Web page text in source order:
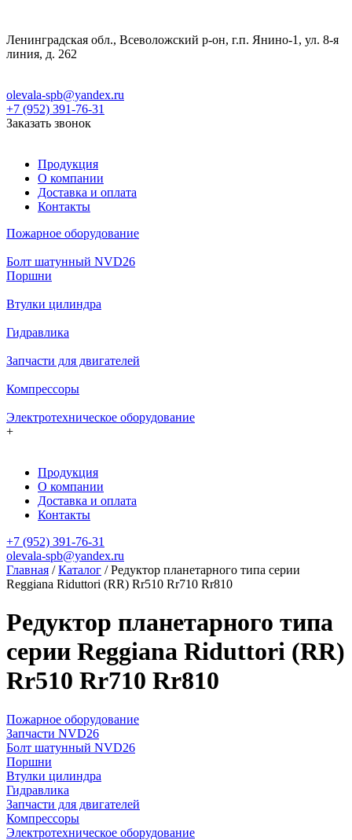
Ленинградская обл., Всеволожский р-он, г.п. Янино-1, ул. 8-я
линия, д. 262
olevala-spb@yandex.ru
+7 (952) 391-76-31
Заказать звонок
Продукция
О компании
Доставка и оплата
Контакты
Пожарное оборудование
Болт шатунный NVD26
Поршни
Втулки цилиндра
Гидравлика
Запчасти для двигателей
Компрессоры
Электротехническое оборудование
+
Продукция
О компании
Доставка и оплата
Контакты
+7 (952) 391-76-31
olevala-spb@yandex.ru
Главная /Каталог /Редуктор планетарного типа серии
Reggiana Riduttori (RR) Rr510 Rr710 Rr810
Редуктор планетарного типа
серии Reggiana Riduttori (RR)
Rr510 Rr710 Rr810
Пожарное оборудование
Запчасти NVD26
Болт шатунный NVD26
Поршни
Втулки цилиндра
Гидравлика
Запчасти для двигателей
Компрессоры
Электротехническое оборудование